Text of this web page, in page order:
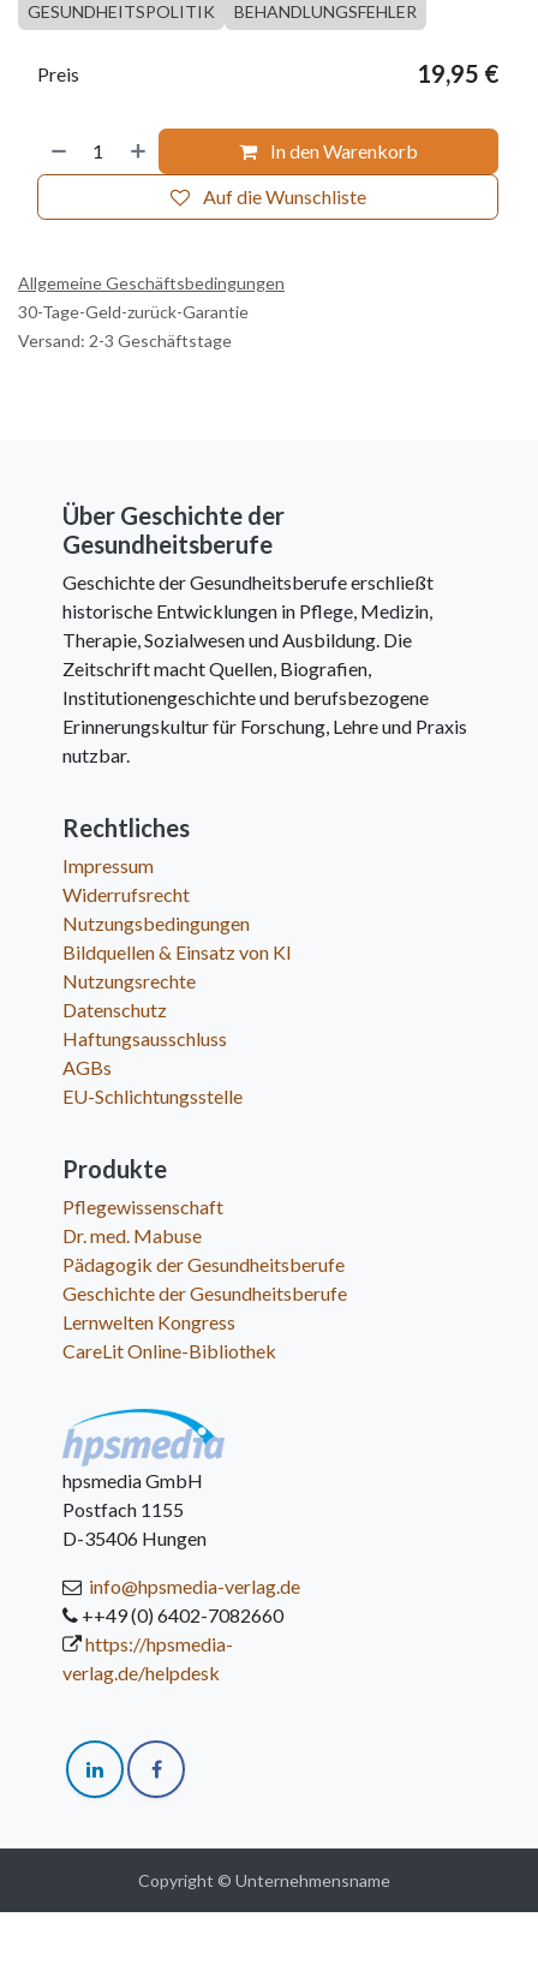
GESUNDHEITSPOLITIK
BEHANDLUNGSFEHLER
In den Warenkorb
Auf die Wunschliste
Preis 19,95 €
Allgemeine Geschäftsbedingungen
30-Tage-Geld-zurück-Garantie
Versand: 2-3 Geschäftstage
Über Geschichte der
Gesundheitsberufe
Geschichte der Gesundheitsberufe erschließt
historische Entwicklungen in Pflege, Medizin,
Therapie, Sozialwesen und Ausbildung. Die
Zeitschrift macht Quellen, Biografien,
Institutionengeschichte und berufsbezogene
Erinnerungskultur für Forschung, Lehre und Praxis
nutzbar.
Rechtliches
Impressum
Widerrufsrecht
Nutzungsbedingungen
Bildquellen & Einsatz von KI
Nutzungsrechte
Datenschutz
Haftungsausschluss
AGBs
EU-Schlichtungsstelle
Produkte
Pflegewissenschaft
Dr. med. Mabuse
Pädagogik der Gesundheitsberufe
Geschichte der Gesundheitsberufe
Lernwelten Kongress
CareLit Online-Bibliothek
hpsmedia GmbH
Postfach 1155
D-35406 Hungen
info@hpsmedia-verlag.de
++49 (0) 6402-7082660
https://hpsmedia-
verlag.de/helpdesk
Copyright © Unternehmensname